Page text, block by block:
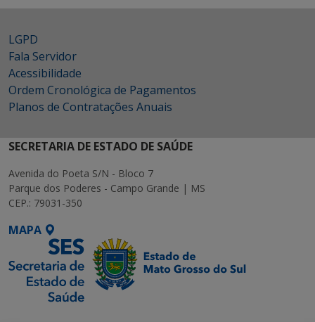
LGPD
Fala Servidor
Acessibilidade
Ordem Cronológica de Pagamentos
Planos de Contratações Anuais
SECRETARIA DE ESTADO DE SAÚDE
Avenida do Poeta S/N - Bloco 7
Parque dos Poderes - Campo Grande | MS
CEP.: 79031-350
MAPA